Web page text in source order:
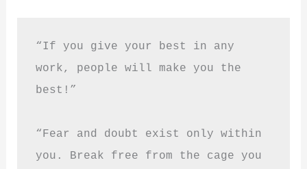
“If you give your best in any
work, people will make you the
best!”
“Fear and doubt exist only within
you. Break free from the cage you